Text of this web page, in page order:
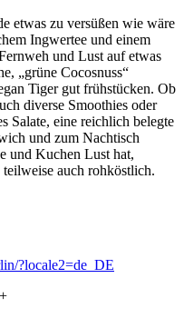
etwas zu versüßen wie wäre
Ingwertee und einem
und Lust auf etwas
„grüne Cocosnuss“
Tiger gut frühstücken. Ob
diverse Smoothies oder
Salate, eine reichlich belegte
und zum Nachtisch
und Kuchen Lust hat,
auch rohköstlich.
?locale2=de_DE